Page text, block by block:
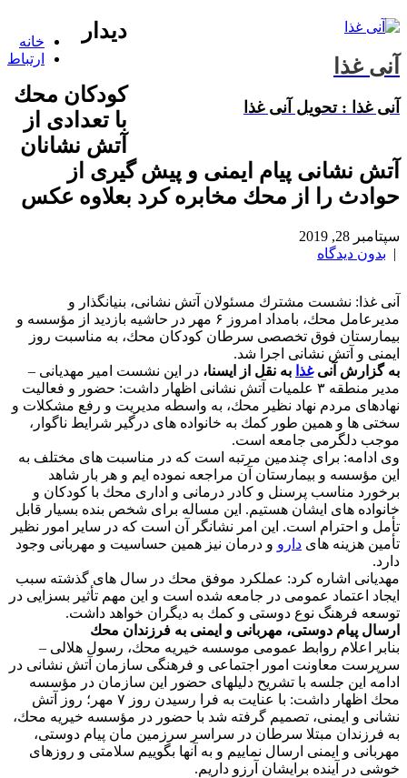
آنی غذا
آنی غذا : تحویل آنی غذا
خانه
ارتباط
دیدار
كودكان محك
با تعدادی از
آتش نشانان
آتش نشانی پیام ایمنی و پیش گیری از
حوادث را از محك مخابره كرد بعلاوه عكس
سپتامبر 28, 2019
| بدون دیدگاه
آنی غذا: نشست مشترك مسئولان آتش نشانی، بنیانگذار و
مدیرعامل محك، بامداد امروز ۶ مهر در حاشیه بازدید از مؤسسه و
بیمارستان فوق تخصصی سرطان كودكان محك، به مناسبت روز
ایمنی و آتش نشانی اجرا شد.
به گزارش آنیغذا به نقل از ایسنا، در این نشست امیر مهدیانی –
مدیر منطقه ۳ علمیات آتش نشانی اظهار داشت: حضور و فعالیت
نهادهای مردم نهاد نظیر محك، به واسطه مدیریت و رفع مشكلات و
سختی ها و همین طور كمك به خانواده های درگیر شرایط ناگوار،
موجب دلگرمی جامعه است.
وی ادامه: برای چندمین مرتبه است كه در مناسبت های مختلف به
این مؤسسه و بیمارستان آن مراجعه نموده ایم و هر بار شاهد
برخورد مناسب پرسنل و كادر درمانی و اداری محك با كودكان و
خانواده های ایشان هستیم. این مساله برای شخص بنده بسیار قابل
تأمل و احترام است. این امر نشانگر آن است كه در سایر امور نظیر
تأمین هزینه های دارو و درمان نیز همین حساسیت و مهربانی وجود
دارد.
مهدیانی اشاره كرد: عملكرد موفق محك در سال های گذشته سبب
ایجاد اعتماد عمومی در جامعه شده است و این مهم تأثیر بسزایی در
توسعه فرهنگ نوع دوستی و كمك به دیگران خواهد داشت.
ارسال پیام دوستی، مهربانی و ایمنی به فرزندان محك
بنابر اعلام روابط عمومی موسسه خیریه محك، رسول هلالی –
سرپرست معاونت امور اجتماعی و فرهنگی سازمان آتش نشانی در
ادامه این جلسه با تشریح دلیلهای حضور این سازمان در مؤسسه
محك اظهار داشت: با عنایت به فرا رسیدن روز ۷ مهر؛ روز آتش
نشانی و ایمنی، تصمیم گرفته شد با حضور در مؤسسه خیریه محك،
به فرزندان مبتلا سرطان در سراسر سرزمین مان پیام دوستی،
مهربانی و ایمنی ارسال نماییم و به آنها بگوییم سلامتی و روزهای
خوشی در آینده برایشان آرزو داریم.